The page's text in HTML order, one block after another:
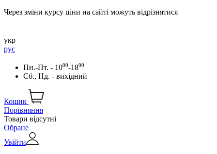
Через зміни курсу ціни на сайті можуть відрізнятися
укр
рус
Пн.-Пт. - 1000-1800
Сб., Нд. - вихідний
Кошик
Порівняння
Товари відсутні
Обране
Увійти